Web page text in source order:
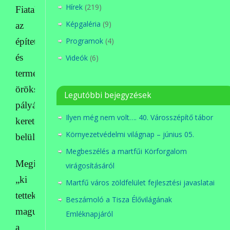
Fiatalok
az
épített
és
természeti
örökségért
pályázat
keretén
belül.
Megint
„ki
tettek
magukért”
a
Hírek (219)
Képgaléria (9)
Programok (4)
Videók (6)
Legutóbbi bejegyzések
Ilyen még nem volt…. 40. Városszépítő tábor
Környezetvédelmi világnap – június 05.
Megbeszélés a martfűi Körforgalom
virágosításáról
Martfű város zöldfelület fejlesztési javaslatai
Beszámoló a Tisza Élővilágának
Emléknapjáról